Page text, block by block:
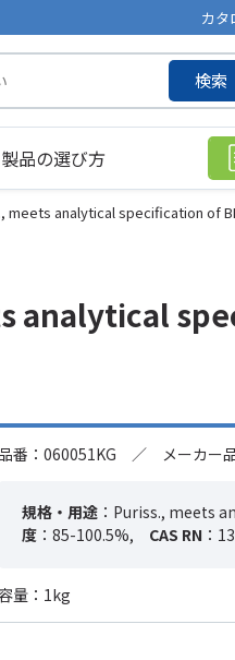
カタ
検索
製品の選び方
meets analytical specification of
analytical
番：060051KG ／ メーカー
規格・用途 ：Puriss., meets
度 ：85-100.5%, CAS RN ：
量：1kg